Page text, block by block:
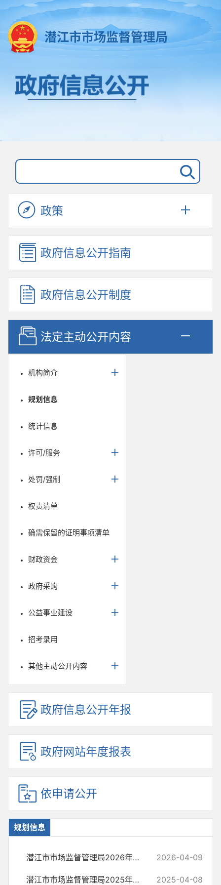
潜江市市场监督管理局
政策
政府信息公开指南
政府信息公开制度
法定主动公开内容
机构简介
规划信息
统计信息
许可/服务
处罚/强制
权责清单
确需保留的证明事项清单
财政资金
政府采购
公益事业建设
招考录用
其他主动公开内容
政府信息公开年报
政府网站年度报表
依申请公开
规划信息
潜江市市场监督管理局2026年度法制学习计划 2026-04-09
潜江市市场监督管理局2025年度法制学习计划 2025-04-08